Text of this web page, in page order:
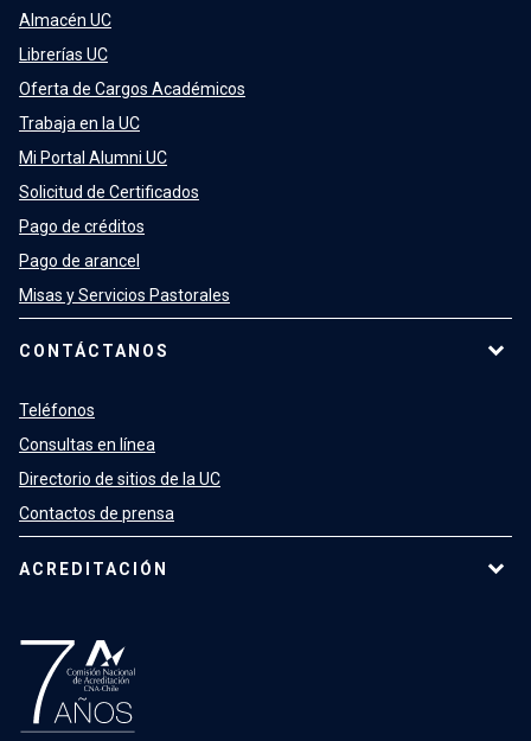
Almacén UC
Librerías UC
Oferta de Cargos Académicos
Trabaja en la UC
Mi Portal Alumni UC
Solicitud de Certificados
Pago de créditos
Pago de arancel
Misas y Servicios Pastorales
CONTÁCTANOS
Teléfonos
Consultas en línea
Directorio de sitios de la UC
Contactos de prensa
ACREDITACIÓN